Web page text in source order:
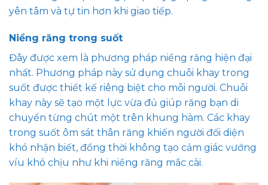
yên tâm và tự tin hơn khi giao tiếp.
Niềng răng trong suốt
Đây được xem là phương pháp niềng răng hiện đại
nhất. Phương pháp này sử dụng chuỗi khay trong
suốt được thiết kế riêng biệt cho mỗi người. Chuỗi
khay này sẽ tạo một lực vừa đủ giúp răng bạn di
chuyển từng chút một trên khung hàm. Các khay
trong suốt ôm sát thân răng khiến người đối diện
khó nhận biết, đồng thời không tạo cảm giác vướng
víu khó chịu như khi niềng răng mắc cài.